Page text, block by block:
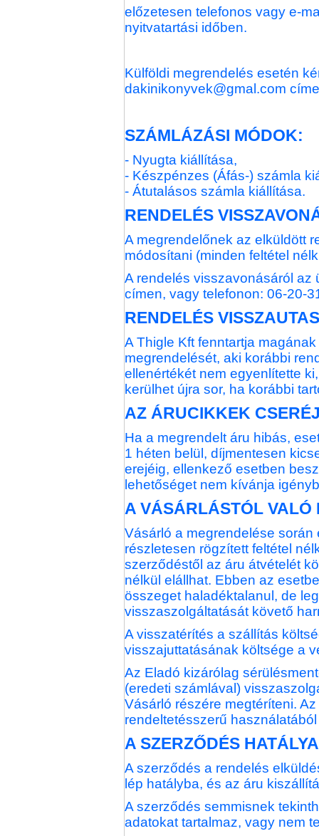
előzetesen telefonos vagy e-
nyitvatartási időben.
Külföldi megrendelés esetén
dakinikonyvek@gmal.com
SZÁMLÁZÁSI MÓDOK:
- Nyugta kiállítása,
- Készpénzes (Áfás-) számla
- Átutalásos számla kiállítása.
RENDELÉS
A megrendelőnek az elküldött
módosítani (minden feltétel
A rendelés visszavonásáról az
címen, vagy telefonon: 06-20-
RENDELÉS
A Thigle Kft fenntartja
megrendelését, aki korábbi
ellenértékét nem egyenlítette
kerülhet újra sor, ha korábbi
AZ ÁRUCIKKEK
Ha a megrendelt áru hibás,
1 héten belül, díjmentesen
erejéig, ellenkező esetben
lehetőséget nem kívánja
A VÁSÁRLÁSTÓL
Vásárló a megrendelése
részletesen rögzített feltétel
szerződéstől az áru átvételét
nélkül elállhat. Ebben az
összeget haladéktalanul, de
visszaszolgáltatását követő
A visszatérítés a szállítás
visszajuttatásának költsége a
Az Eladó kizárólag
(eredeti számlával)
Vásárló részére megtéríteni.
rendeltetésszerű
A SZERZŐDÉS
A szerződés a rendelés
lép hatályba, és az áru
A szerződés semmisnek
adatokat tartalmaz, vagy nem